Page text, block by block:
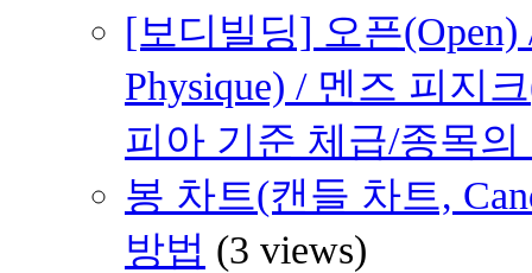
[보디빌딩] 오픈(Open)
Physique) / 멘즈 피지
피아 기준 체급/종목의
봉 차트(캔들 차트,
방법 (3 views)